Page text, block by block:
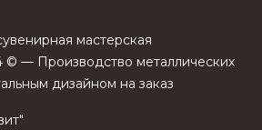
мастерская
© — Производство металлических
дизайном на заказ